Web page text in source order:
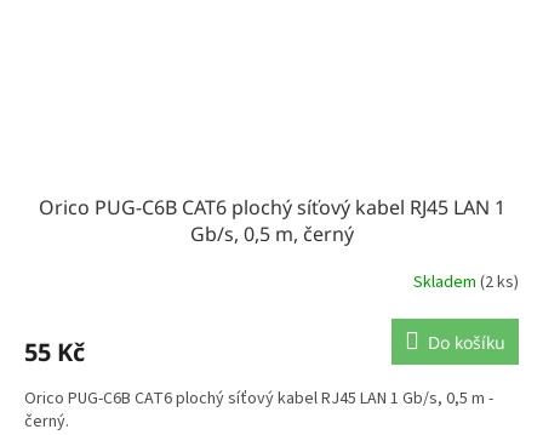
Orico PUG-C6B CAT6 plochý síťový kabel RJ45 LAN 1
Gb/s, 0,5 m, černý
Skladem (2 ks)
55 Kč Do košíku
Orico PUG-C6B CAT6 plochý síťový kabel RJ45 LAN 1 Gb/s, 0,5 m -
černý.